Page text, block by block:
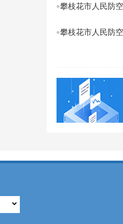
攀枝花市人民防
攀枝花市人民防